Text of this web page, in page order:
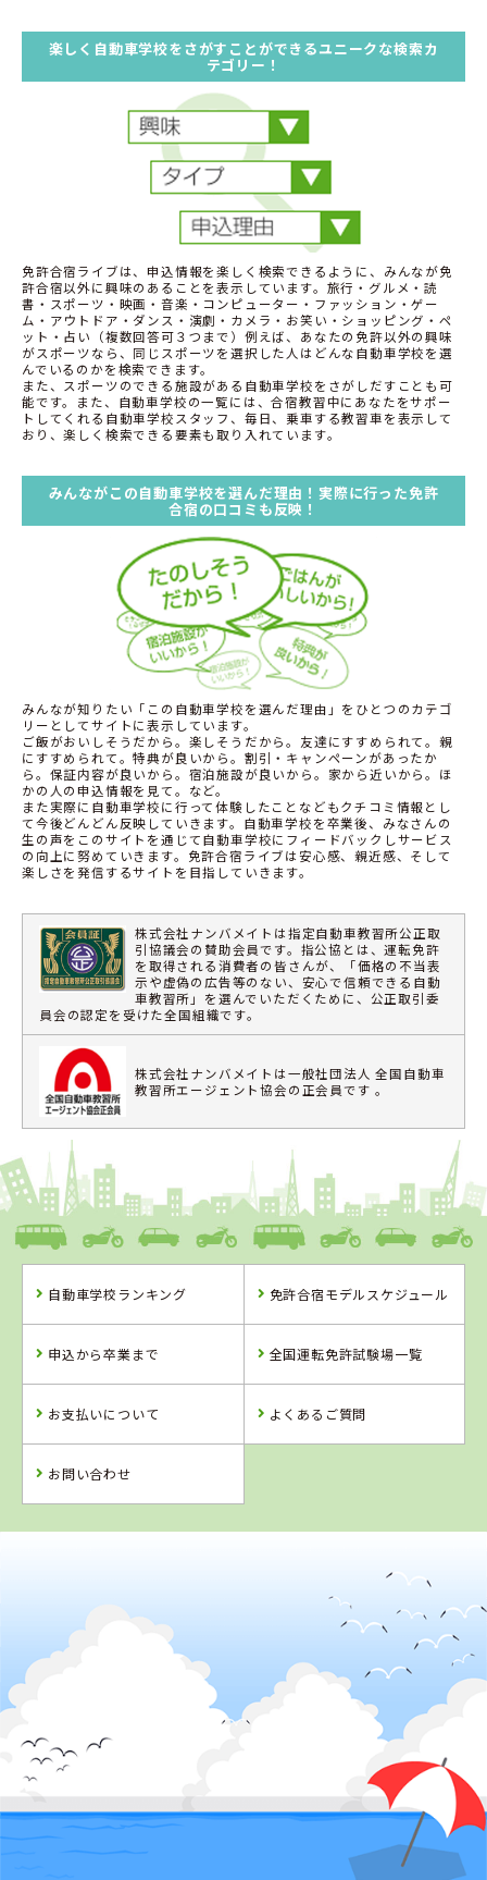
楽しく自動車学校をさがすことができるユニークな検索カ
テゴリー！
免許合宿ライブは、申込情報を楽しく検索できるように、みんなが免
許合宿以外に興味のあることを表示しています。旅行・グルメ・読
書・スポーツ・映画・音楽・コンピューター・ファッション・ゲー
ム・アウトドア・ダンス・演劇・カメラ・お笑い・ショッピング・ペ
ット・占い（複数回答可３つまで）例えば、あなたの免許以外の興味
がスポーツなら、同じスポーツを選択した人はどんな自動車学校を選
んでいるのかを検索できます。
また、スポーツのできる施設がある自動車学校をさがしだすことも可
能です。また、自動車学校の一覧には、合宿教習中にあなたをサポー
トしてくれる自動車学校スタッフ、毎日、乗車する教習車を表示して
おり、楽しく検索できる要素も取り入れています。
みんながこの自動車学校を選んだ理由！実際に行った免許
合宿の口コミも反映！
みんなが知りたい「この自動車学校を選んだ理由」をひとつのカテゴ
リーとしてサイトに表示しています。
ご飯がおいしそうだから。楽しそうだから。友達にすすめられて。親
にすすめられて。特典が良いから。割引・キャンペーンがあったか
ら。保証内容が良いから。宿泊施設が良いから。家から近いから。ほ
かの人の申込情報を見て。など。
また実際に自動車学校に行って体験したことなどもクチコミ情報とし
て今後どんどん反映していきます。自動車学校を卒業後、みなさんの
生の声をこのサイトを通じて自動車学校にフィードバックしサービス
の向上に努めていきます。免許合宿ライブは安心感、親近感、そして
楽しさを発信するサイトを目指していきます。
株式会社ナンバメイトは指定自動車教習所公正取
引協議会の賛助会員です。指公協とは、運転免許
を取得される消費者の皆さんが、「価格の不当表
示や虚偽の広告等のない、安心で信頼できる自動
車教習所」を選んでいただくために、公正取引委
員会の認定を受けた全国組織です。
株式会社ナンバメイトは一般社団法人 全国自動車
教習所エージェント協会の正会員です 。
自動車学校ランキング 免許合宿モデルスケジュール
申込から卒業まで 全国運転免許試験場一覧
お支払いについて よくあるご質問
お問い合わせ